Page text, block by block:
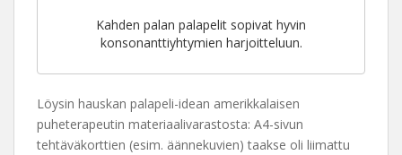
Kahden palan palapelit sopivat hyvin
konsonanttiyhtymien harjoitteluun.
Löysin hauskan palapeli-idean amerikkalaisen
puheterapeutin materiaalivarastosta: A4-sivun
tehtäväkorttien (esim. äännekuvien) taakse oli liimattu